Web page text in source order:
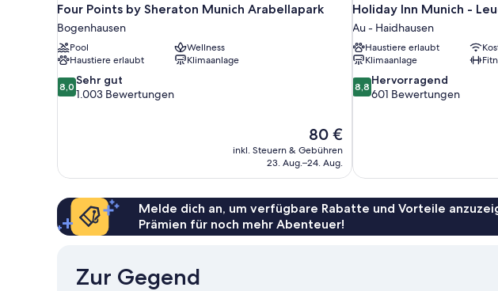
Four Points by Sheraton Munich Arabellapark
Bogenhausen
Pool
Wellness
Haustiere erlaubt
Klimaanlage
8.0
von
8,0 Sehr gut
1.003 Bewertungen
Der
Preis
beträgt
80 €
inkl. Steuern & Gebühren
23. Aug.–24. Aug.
Holiday Inn Munich -
Au - Haidhausen
Haustiere erlaubt
Klimaanlage
8.8
von
8,8 Hervorragend
601 Bewertungen
Melde dich an, um verfügbare Rabatte und Vorteile
Prämien für noch mehr Abenteuer!
Zur Gegend